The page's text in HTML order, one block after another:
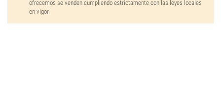
ofrecemos se venden cumpliendo estrictamente con las leyes locales
en vigor.